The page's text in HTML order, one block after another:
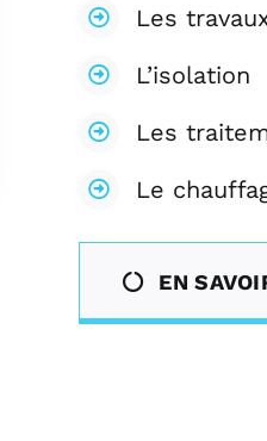
Les
L’isolation
Les
Le
EN